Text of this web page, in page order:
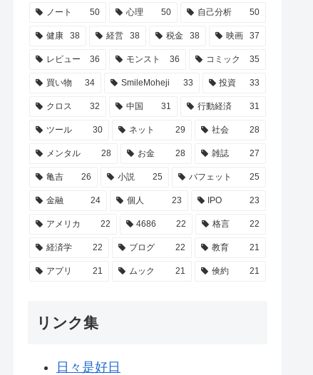
ノート 50 心理 50 自己分析 50
健康 38 経営 38 税金 38 映画 37
レビュー 36 モンスト 36 コミック 35
買い物 34 SmileMoheji 33 投資 33
クロス 32 中国 31 行動経済 31
ツール 30 ネット 29 社会 28
メンタル 28 お金 28 雑誌 27
亀吉 26 小説 25 バフェット 25
金融 24 個人 23 IPO 23
アメリカ 22 4686 22 格言 22
経済学 22 ブログ 22 教育 21
アプリ 21 ムック 21 倹約 21
リンク集
日々是好日